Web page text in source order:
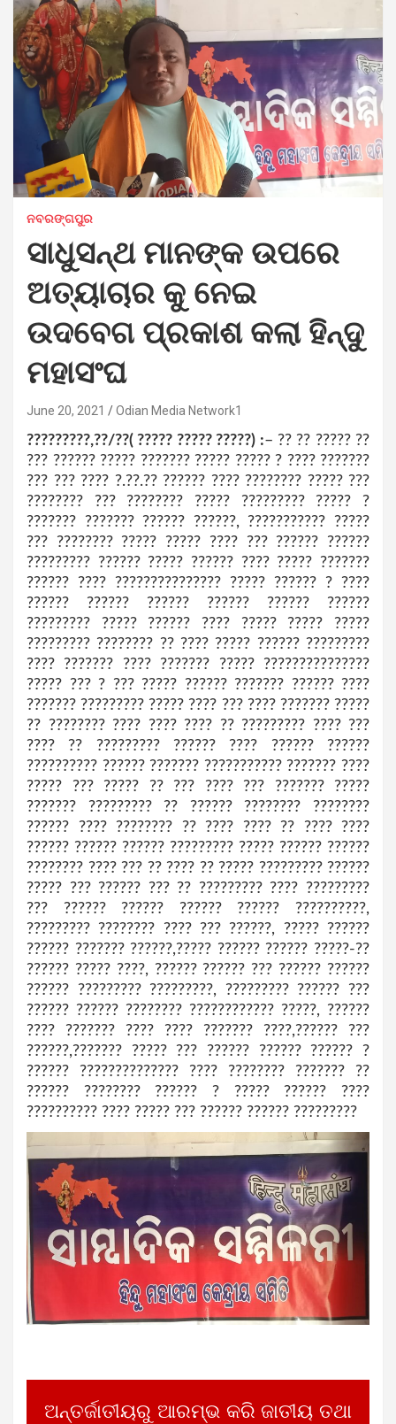
ନବରଙ୍ଗପୁର
ସାଧୁସନ୍ଥ ମାନଙ୍କ ଉପରେ
ଅତ୍ୟାଚାର କୁ ନେଇ
ଉଦବେଗ ପ୍ରକାଶ କଲା ହିନ୍ଦୁ
ମହାସଂଘ
June 20, 2021 Odian Media Network1
?????????,??/??( ????? ????? ?????) :– ?? ?? ????? ??
??? ?????? ????? ??????? ????? ????? ? ???? ???????
??? ??? ???? ?.??.?? ?????? ???? ???????? ????? ???
???????? ??? ???????? ????? ????????? ????? ?
??????? ??????? ?????? ??????, ??????????? ?????
??? ???????? ????? ????? ???? ??? ?????? ??????
????????? ?????? ????? ?????? ???? ????? ???????
?????? ???? ??????????????? ????? ?????? ? ????
?????? ?????? ?????? ?????? ?????? ??????
????????? ????? ?????? ???? ????? ????? ?????
????????? ???????? ?? ???? ????? ?????? ?????????
???? ??????? ???? ??????? ????? ???????????????
????? ??? ? ??? ????? ?????? ??????? ?????? ????
??????? ????????? ????? ???? ??? ???? ??????? ?????
?? ???????? ???? ???? ???? ?? ????????? ???? ???
???? ?? ????????? ?????? ???? ?????? ??????
?????????? ?????? ??????? ??????????? ??????? ????
????? ??? ????? ?? ??? ???? ??? ??????? ?????
??????? ????????? ?? ?????? ???????? ????????
?????? ???? ???????? ?? ???? ???? ?? ???? ????
?????? ?????? ?????? ????????? ????? ?????? ??????
???????? ???? ??? ?? ???? ?? ????? ????????? ??????
????? ??? ?????? ??? ?? ????????? ???? ?????????
??? ?????? ?????? ?????? ?????? ??????????,
????????? ???????? ???? ??? ??????, ????? ??????
?????? ??????? ??????,????? ?????? ?????? ?????-??
?????? ????? ????, ?????? ?????? ??? ?????? ??????
?????? ????????? ?????????, ????????? ?????? ???
?????? ?????? ???????? ???????????? ?????, ??????
???? ??????? ???? ???? ??????? ????,?????? ???
??????,??????? ????? ??? ?????? ?????? ?????? ?
?????? ?????????????? ???? ???????? ??????? ??
?????? ???????? ?????? ? ????? ?????? ????
?????????? ???? ????? ??? ?????? ?????? ?????????
ଅନ୍ତର୍ଜାତୀୟରୁ ଆରମ୍ଭ କରି ଜାତୀୟ ତଥା